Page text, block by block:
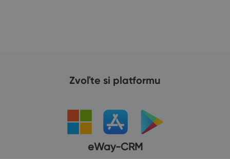
Zvoľte si platformu
eWay-CRM